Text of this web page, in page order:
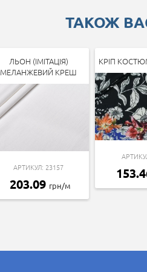
ТАКОЖ
ЛЬОН (ІМІТАЦІЯ)
МЕЛАНЖЕВИЙ КРЕШ
АРТИКУЛ: 23157
203.09 грн/м
КРІП